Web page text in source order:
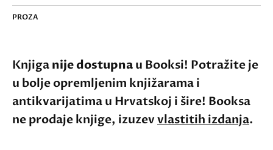
PROZA
Knjiganije dostupnau Booksi! Potražite je
u bolje opremljenim knjižarama i
antikvarijatima u Hrvatskoj i šire! Booksa
ne prodaje knjige, izuzevvlastitih izdanja.